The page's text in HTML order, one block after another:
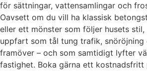
för sättningar, vattensamlingar och
Oavsett om du vill ha klassisk
eller ett mönster som följer husets stil,
uppfart som tål tung trafik, snöröjning
framöver – och som samtidigt lyfter
fastighet. Boka gärna ett kostnadsfritt